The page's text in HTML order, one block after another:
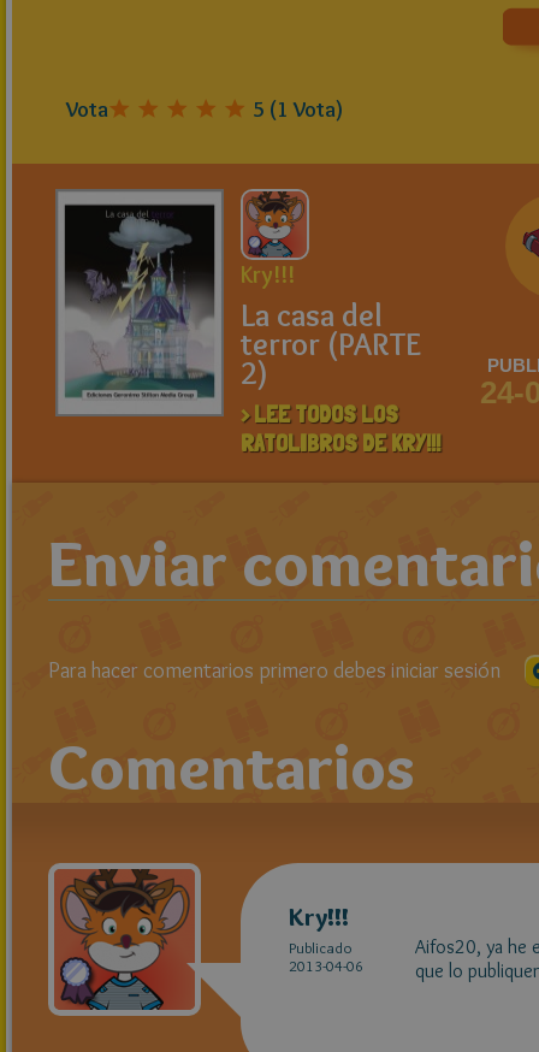
Vota 5 (1 Vota)
Kry!!!
La casa del
terror (PARTE
2)
> LEE TODOS LOS
RATOLIBROS DE KRY!!!
24-
Enviar
Para hacer comentarios primero debes iniciar sesión
Comentarios
Kry!!!
Publicado
2013-04-06
Aifos20, ya he
que lo